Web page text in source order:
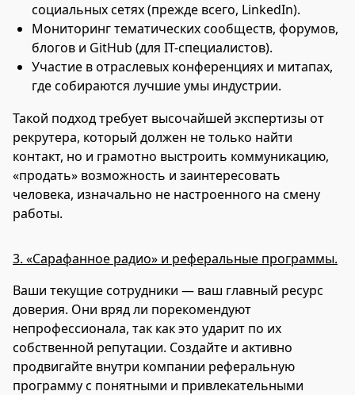
социальных сетях (прежде всего, LinkedIn).
Мониторинг тематических сообществ, форумов,
блогов и GitHub (для IT-специалистов).
Участие в отраслевых конференциях и митапах,
где собираются лучшие умы индустрии.
Такой подход требует высочайшей экспертизы от
рекрутера, который должен не только найти
контакт, но и грамотно выстроить коммуникацию,
«продать» возможность и заинтересовать
человека, изначально не настроенного на смену
работы.
3. «Сарафанное радио» и реферальные программы.
Ваши текущие сотрудники — ваш главный ресурс
доверия. Они вряд ли порекомендуют
непрофессионала, так как это ударит по их
собственной репутации. Создайте и активно
продвигайте внутри компании реферальную
программу с понятными и привлекательными